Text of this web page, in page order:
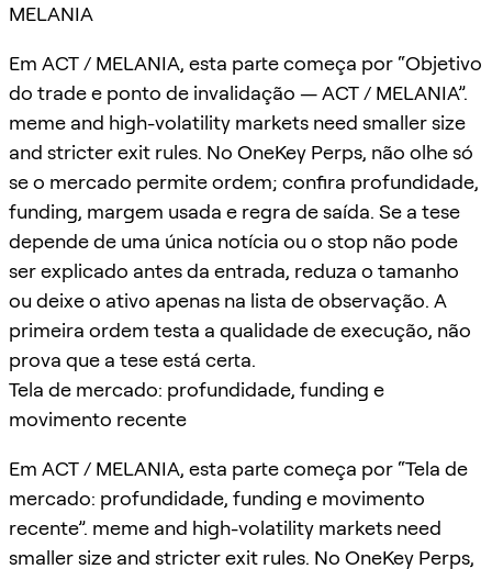
MELANIA
Em ACT / MELANIA, esta parte começa por “Objetivo
do trade e ponto de invalidação — ACT / MELANIA”.
meme and high-volatility markets need smaller size
and stricter exit rules. No OneKey Perps, não olhe só
se o mercado permite ordem; confira profundidade,
funding, margem usada e regra de saída. Se a tese
depende de uma única notícia ou o stop não pode
ser explicado antes da entrada, reduza o tamanho
ou deixe o ativo apenas na lista de observação. A
primeira ordem testa a qualidade de execução, não
prova que a tese está certa.
Tela de mercado: profundidade, funding e
movimento recente
Em ACT / MELANIA, esta parte começa por “Tela de
mercado: profundidade, funding e movimento
recente”. meme and high-volatility markets need
smaller size and stricter exit rules. No OneKey Perps,